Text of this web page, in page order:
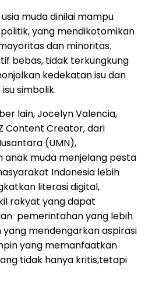
muda dinilai mampu
yang mendikotomikan
dan minoritas.
bebas, tidak terkungkung
kedekatan isu dan
simbolik.
lain, Jocelyn Valencia,
Content Creator, dari
(UMN),
muda menjelang pesta
Indonesia lebih
literasi digital,
rakyat yang dapat
pemerintahan yang lebih
mendengarkan aspirasi
yang memanfaatkan
tidak hanya kritis,tetapi